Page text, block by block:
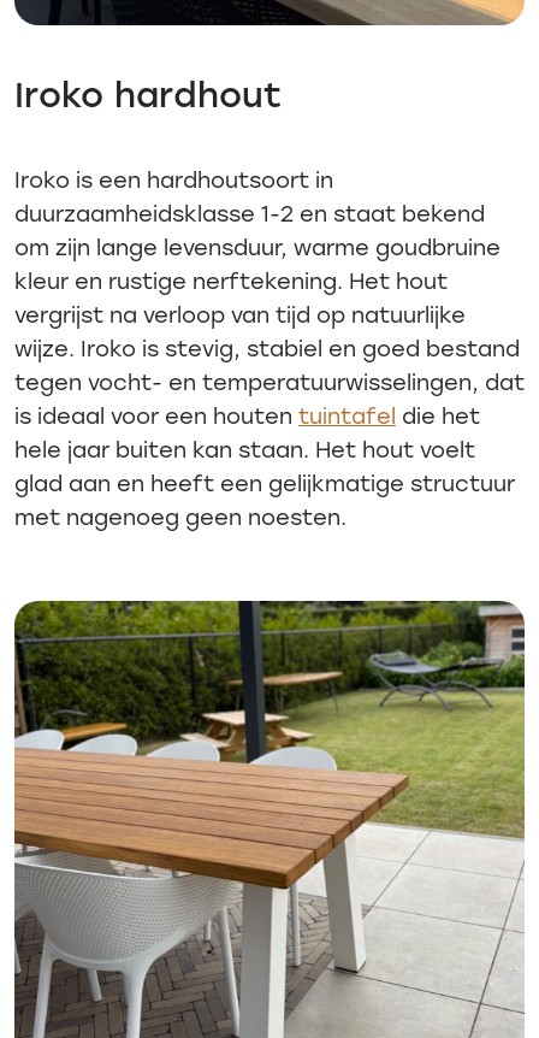
Iroko hardhout
Iroko is een hardhoutsoort in
duurzaamheidsklasse 1-2 en staat bekend
om zijn lange levensduur, warme goudbruine
kleur en rustige nerftekening. Het hout
vergrijst na verloop van tijd op natuurlijke
wijze. Iroko is stevig, stabiel en goed bestand
tegen vocht- en temperatuurwisselingen, dat
is ideaal voor een houten tuintafel die het
hele jaar buiten kan staan. Het hout voelt
glad aan en heeft een gelijkmatige structuur
met nagenoeg geen noesten.